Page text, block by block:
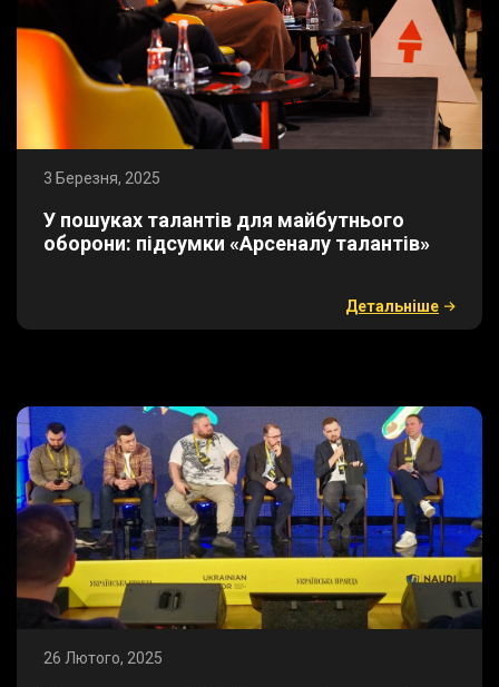
3 Березня, 2025
​У пошуках талантів для майбутнього
оборони: підсумки «Арсеналу талантів»
Детальнiше
26 Лютого, 2025